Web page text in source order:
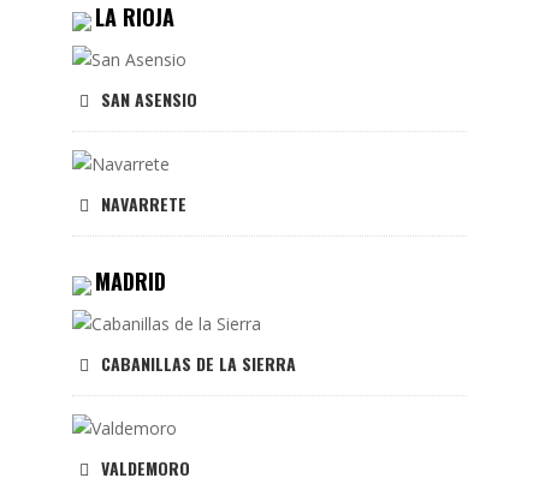
LA RIOJA
SAN ASENSIO
NAVARRETE
MADRID
CABANILLAS DE LA SIERRA
VALDEMORO